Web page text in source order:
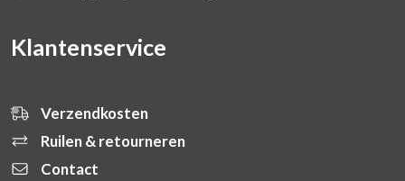
Klantenservice
Verzendkosten
Ruilen & retourneren
Contact